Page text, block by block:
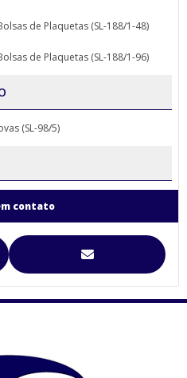
de Plaquetas (SL-188/1-48)
de Plaquetas (SL-188/1-96)
(SL-98/5)
de Solo Yoder
de Solo (SL-99/120)
contato